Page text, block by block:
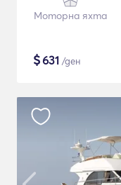
Моторна яхта
$631 /ден